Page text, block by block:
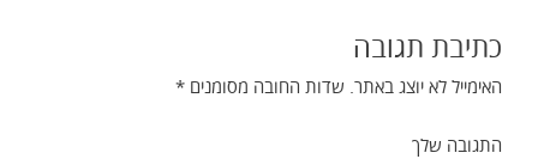
כתיבת תגובה
האימייל לא יוצג באתר. שדות החובה מסומנים *
התגובה שלך